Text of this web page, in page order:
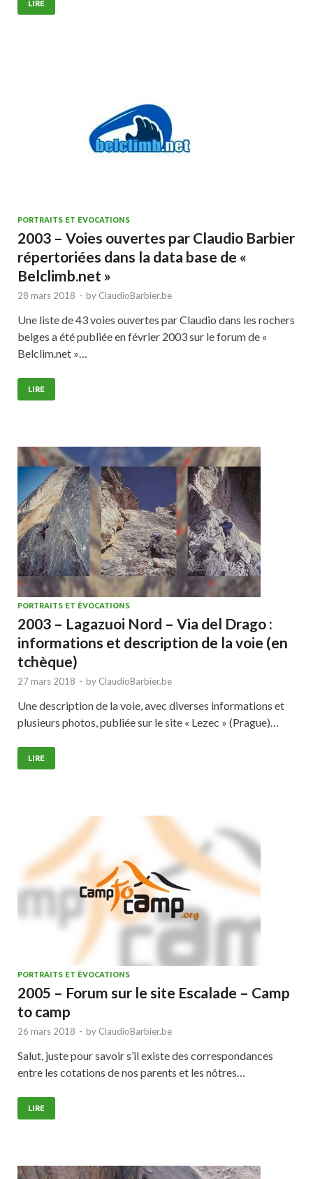
LIRE
PORTRAITS ET ÉVOCATIONS
2003 – Voies ouvertes par Claudio Barbier
répertoriées dans la data base de «
Belclimb.net »
28 mars 2018 - by ClaudioBarbier.be
Une liste de 43 voies ouvertes par Claudio dans les rochers
belges a été publiée en février 2003 sur le forum de «
Belclim.net »…
LIRE
PORTRAITS ET ÉVOCATIONS
2003 – Lagazuoi Nord – Via del Drago :
informations et description de la voie (en
tchèque)
27 mars 2018 - by ClaudioBarbier.be
Une description de la voie, avec diverses informations et
plusieurs photos, publiée sur le site « Lezec » (Prague)…
LIRE
PORTRAITS ET ÉVOCATIONS
2005 – Forum sur le site Escalade – Camp
to camp
26 mars 2018 - by ClaudioBarbier.be
Salut, juste pour savoir s’il existe des correspondances
entre les cotations de nos parents et les nôtres…
LIRE